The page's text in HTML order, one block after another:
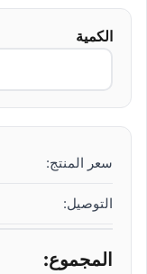
الكمية
سعر المنتج:
التوصيل:
المجموع: